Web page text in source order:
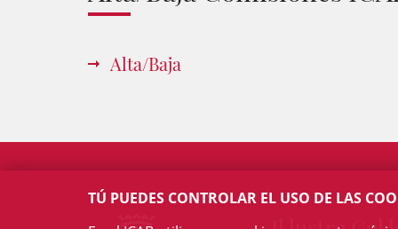
Alta/Baja
TÚ PUEDES CONTROLAR EL USO DE LAS